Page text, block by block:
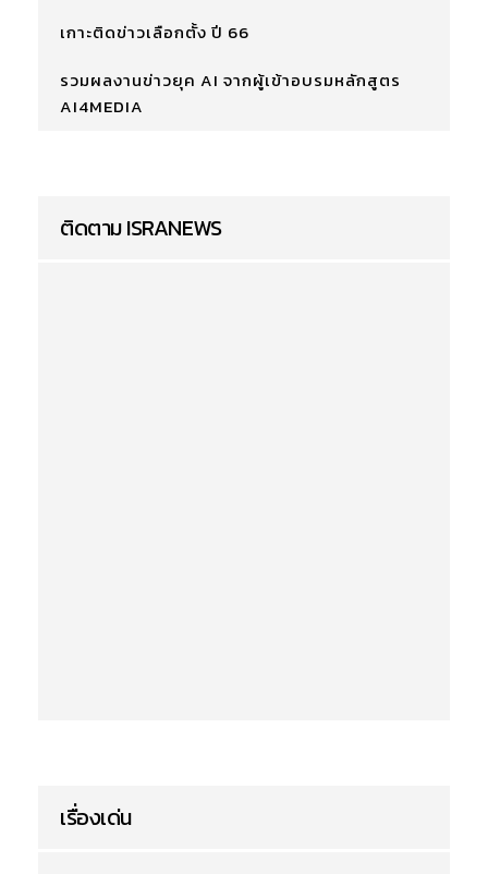
เกาะติดข่าวเลือกตั้ง ปี 66
รวมผลงานข่าวยุค AI จากผู้เข้าอบรมหลักสูตร
AI4MEDIA
ติดตาม ISRANEWS
เรื่องเด่น